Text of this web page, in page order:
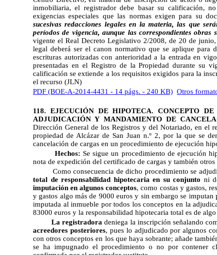
inmobiliaria, el registrador debe basar su calificación,
exigencias especiales que las normas exigen para su
sucesivas redacciones legales en la materia, las que
períodos de vigencia, aunque las correspondientes obras
vigente el Real Decreto Legislativo 2/2008, de 20 de
legal deberá ser el canon normativo que se aplique para
escrituras autorizadas con anterioridad a la entrada en
presentadas en el Registro de la Propiedad durante su
calificación se extiende a los requisitos exigidos para la
el recurso (JLN)
PDF (BOE-A-2014-4431 - 14 págs. - 240 KB) Otros
118. EJECUCIÓN DE HIPOTECA. CONCEPTO
ADJUDICACIÓN Y MANDAMIENTO DE
Dirección General de los Registros y del Notariado, en el
propiedad de Alcázar de San Juan n.º 2, por la que se
cancelación de cargas en un procedimiento de ejecución
Hechos: Se sigue un procedimiento de ejecución
nota de expedición del certificado de cargas y también otros
Como consecuencia de dicho procedimiento se
total de responsabilidad hipotecaria en su conjunto ni
imputación en algunos conceptos, como costas y gastos,
y gastos algo más de 9000 euros y sin embargo se
imputada al inmueble por todos los conceptos en la
83000 euros y la responsabilidad hipotecaria total es de
La registradoradeniega la inscripción señalando
acreedores posteriores, pues lo adjudicado por algunos
con otros conceptos en los que haya sobrante; añade
se ha impugnado el procedimiento o no por contener